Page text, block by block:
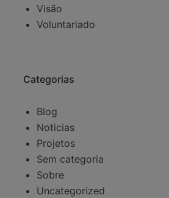
Visão
Voluntariado
Categorias
Blog
Noticias
Projetos
Sem categoria
Sobre
Uncategorized